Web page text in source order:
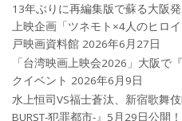
13年ぶりに再編集版で蘇る大阪
上映企画「ツネモト×4人のヒロ
戸映画資料館 2026年6月27日
「台湾映画上映会2026」大阪で
クイベント 2026年6月9日
水上恒司VS福士蒼汰、新宿歌舞
BURST-犯罪都市-』5月29日公開！